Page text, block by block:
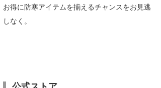
お得に防寒アイテムを揃えるチャンスをお見逃
しなく。